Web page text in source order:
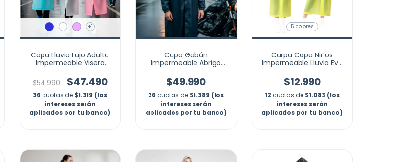
+1
Capa Lluvia Lujo Adulto
Impermeable Visera
Nubotta
$54.990 $47.490
36 cuotas de $1.319 (los
intereses serán
aplicados por tu banco)
Capa Gabán
Impermeable Abrigo
$49.990
36 cuotas de $1.389 (los
intereses serán
aplicados por tu banco)
5 colores
Carpa Capa Niños
Impermeable Lluvia Eva
$12.990
12 cuotas de $1.083 (los
intereses serán
aplicados por tu banco)